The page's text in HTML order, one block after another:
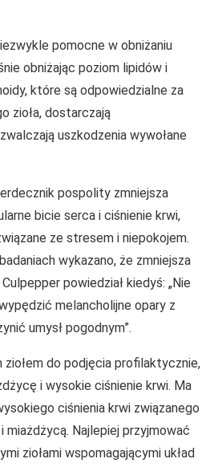
pomocne w obniżaniu
obniżając poziom lipidów i
które są odpowiedzialne za
zioła, dostarczają
uszkodzenia wywołane
pospolity zmniejsza
bicie serca i ciśnienie krwi,
ze stresem i niepokojem.
wykazano, że zmniejsza
powiedział kiedyś: „Nie
melancholijne opary z
umysł pogodnym”.
do podjęcia profilaktycznie,
i wysokie ciśnienie krwi. Ma
ciśnienia krwi związanego
miażdżycą. Najlepiej przyjmować
ziołami wspomagającymi układ